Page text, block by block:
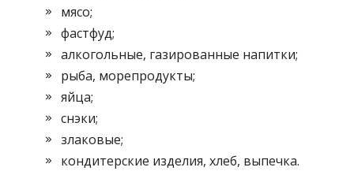
мясо;
фастфуд;
алкогольные, газированные напитки;
рыба, морепродукты;
яйца;
снэки;
злаковые;
кондитерские изделия, хлеб, выпечка.